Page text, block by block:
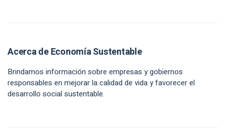
Acerca de Economía Sustentable
Brindamos información sobre empresas y gobiernos
responsables en mejorar la calidad de vida y favorecer el
desarrollo social sustentable.